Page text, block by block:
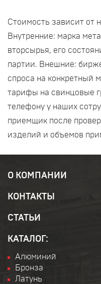
Стоимость зависит от
Внутренние: марка
вторсырья, его
партии. Внешние:
спроса на конкретный
тарифы на свинцовые
телефону у наших
приемщик после
изделий и объемов
О КОМПАНИИ
КОНТАКТЫ
СТАТЬИ
КАТАЛОГ:
Алюминий
Бронза
Латунь